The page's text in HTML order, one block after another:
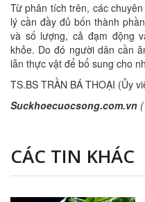
Từ phân tích trên, các
lý cần đầy đủ bốn thành
và số lượng, cả đạm động
khỏe. Do đó người dân cần
lẫn thực vật để bổ sung cho
TS.BS TRẦN BÁ THOẠI (Ủy
Suckhoecuocsong.com.vn
CÁC TIN KHÁC